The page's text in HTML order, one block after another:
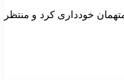
خودداری کرد و منتظر